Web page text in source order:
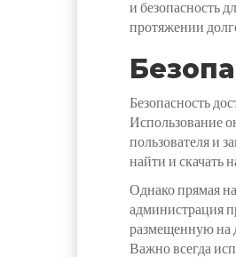
и безопасность
протяжении
Безопасность
Использование
пользователя и
найти и скачать
Однако прямая
администрация
размещенную на
Важно всегда